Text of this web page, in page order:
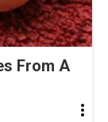
From A